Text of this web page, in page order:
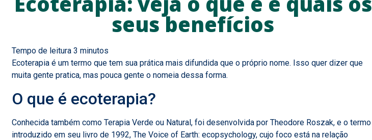
seus benefícios
Ecoterapia é um termo que tem sua prática mais difundida que o próprio nome. Isso quer dizer que
muita gente pratica, mas pouca gente o nomeia dessa forma.
O que é ecoterapia?
Conhecida também como Terapia Verde ou Natural, foi desenvolvida por Theodore Roszak, e o termo
introduzido em seu livro de 1992, The Voice of Earth: ecopsychology, cujo foco está na relação